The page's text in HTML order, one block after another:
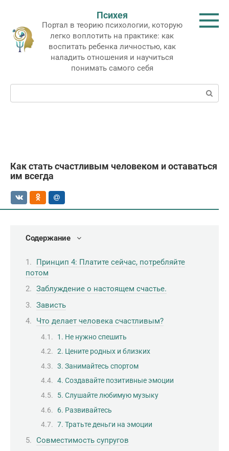
контенту
Психея
Портал в теорию психологии, которую
легко воплотить на практике: как
воспитать ребенка личностью, как
наладить отношения и научиться
понимать самого себя
Поиск:
Как стать счастливым человеком и оставаться
им всегда
Содержание
Принцип 4: Платите сейчас, потребляйте
потом
Заблуждение о настоящем счастье.
Зависть
Что делает человека счастливым?
1. Не нужно спешить
2. Цените родных и близких
3. Занимайтесь спортом
4. Создавайте позитивные эмоции
5. Слушайте любимую музыку
6. Развивайтесь
7. Тратьте деньги на эмоции
Совместимость супругов